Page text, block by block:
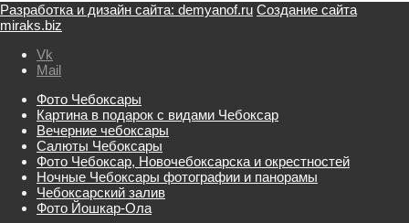
Разработка и дизайн сайта: demyanof.ru Создание сайта
miraks.biz
Vk
Mail
Фото Чебоксары
Картина в подарок с видами Чебоксар
Вечерние чебоксары
Салюты Чебоксары
Фото Чебоксар, Новочебоксарска и окрестностей
Ночные Чебоксары фотографии и панорамы
Чебоксарский залив
Фото Йошкар-Ола